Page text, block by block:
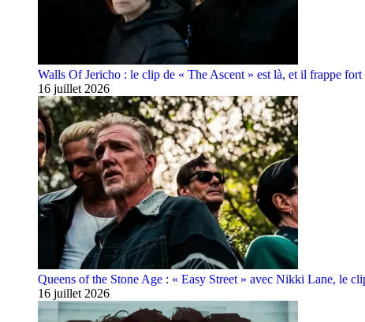
Walls Of Jericho : le clip de « The Ascent » est là, et il frappe fort
16 juillet 2026
Queens of the Stone Age : « Easy Street » avec Nikki Lane, le
16 juillet 2026